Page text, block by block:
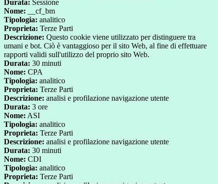
Durata: Sessione
Nome: __cf_bm
Tipologia: analitico
Proprieta: Terze Parti
Descrizione: Questo cookie viene utilizzato per distinguere tra
umani e bot. Ciò è vantaggioso per il sito Web, al fine di effettuare
rapporti validi sull'utilizzo del proprio sito Web.
Durata: 30 minuti
Nome: CPA
Tipologia: analitico
Proprieta: Terze Parti
Descrizione: analisi e profilazione navigazione utente
Durata: 3 ore
Nome: ASI
Tipologia: analitico
Proprieta: Terze Parti
Descrizione: analisi e profilazione navigazione utente
Durata: 30 minuti
Nome: CDI
Tipologia: analitico
Proprieta: Terze Parti